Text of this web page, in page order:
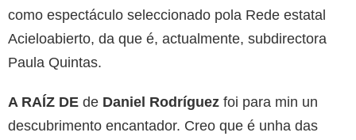
como espectáculo seleccionado pola Rede estatal
Acieloabierto, da que é, actualmente, subdirectora
Paula Quintas.
A RAÍZ DE de Daniel Rodríguez foi para min un
descubrimento encantador. Creo que é unha das